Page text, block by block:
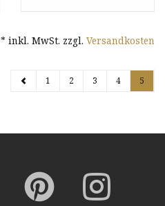
Malerschule
* inkl. MwSt. zzgl. Versandkosten
1 2 3 4 5